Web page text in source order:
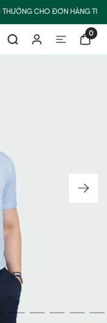
THƯỜNG CHO ĐƠN HÀNG TỪ
0
092 JACQUARD HỌA TIẾT